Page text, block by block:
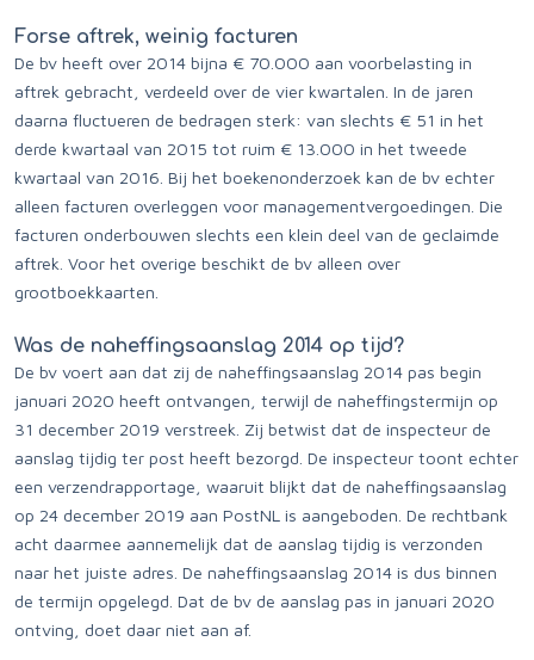
Forse aftrek, weinig facturen
De bv heeft over 2014 bijna € 70.000 aan voorbelasting in
aftrek gebracht, verdeeld over de vier kwartalen. In de jaren
daarna fluctueren de bedragen sterk: van slechts € 51 in het
derde kwartaal van 2015 tot ruim € 13.000 in het tweede
kwartaal van 2016. Bij het boekenonderzoek kan de bv echter
alleen facturen overleggen voor managementvergoedingen. Die
facturen onderbouwen slechts een klein deel van de geclaimde
aftrek. Voor het overige beschikt de bv alleen over
grootboekkaarten.
Was de naheffingsaanslag 2014 op tijd?
De bv voert aan dat zij de naheffingsaanslag 2014 pas begin
januari 2020 heeft ontvangen, terwijl de naheffingstermijn op
31 december 2019 verstreek. Zij betwist dat de inspecteur de
aanslag tijdig ter post heeft bezorgd. De inspecteur toont echter
een verzendrapportage, waaruit blijkt dat de naheffingsaanslag
op 24 december 2019 aan PostNL is aangeboden. De rechtbank
acht daarmee aannemelijk dat de aanslag tijdig is verzonden
naar het juiste adres. De naheffingsaanslag 2014 is dus binnen
de termijn opgelegd. Dat de bv de aanslag pas in januari 2020
ontving, doet daar niet aan af.